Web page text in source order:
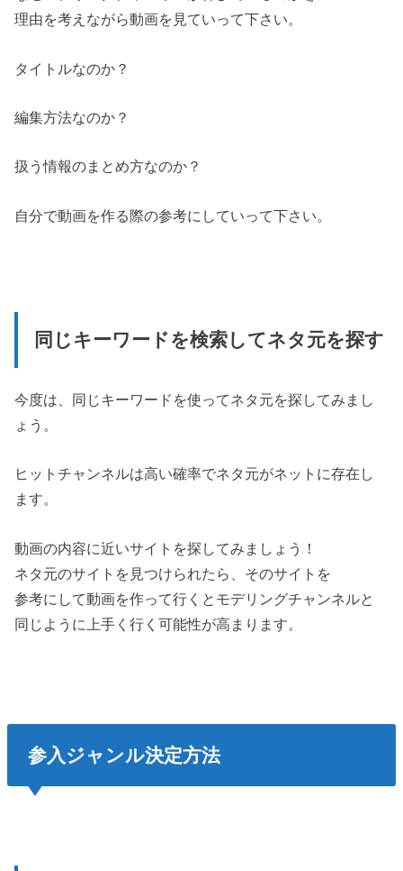
理由を考えながら動画を見ていって下さい。
タイトルなのか？
編集方法なのか？
扱う情報のまとめ方なのか？
自分で動画を作る際の参考にしていって下さい。
同じキーワードを検索してネタ元を探す
今度は、同じキーワードを使ってネタ元を探してみまし
ょう。
ヒットチャンネルは高い確率でネタ元がネットに存在し
ます。
動画の内容に近いサイトを探してみましょう！
ネタ元のサイトを見つけられたら、そのサイトを
参考にして動画を作って行くとモデリングチャンネルと
同じように上手く行く可能性が高まります。
参入ジャンル決定方法